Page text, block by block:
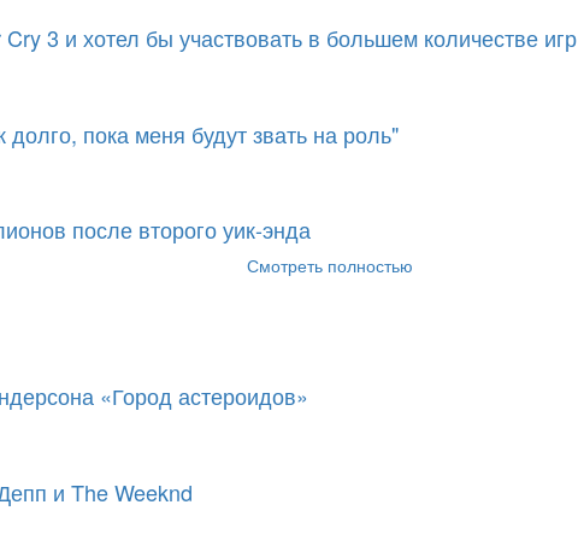
3 и хотел бы участвовать в большем количестве игр
пока меня будут звать на роль"
после второго уик-энда
Смотреть полностью
«Город астероидов»
и The Weeknd